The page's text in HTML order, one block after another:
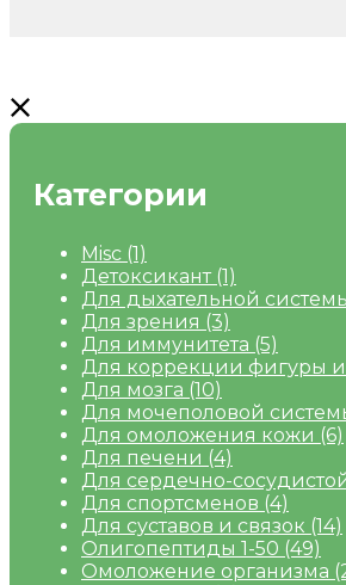
Категории
Misc (1)
Детоксикант (1)
Для дыхательной
Для зрения (3)
Для иммунитета (5)
Для коррекции фигуры и
Для мозга (10)
Для мочеполовой
Для омоложения кожи (6)
Для печени (4)
Для сердечно-
Для спортсменов (4)
Для суставов и связок (14)
Олигопептиды 1-50 (49)
Омоложение организма